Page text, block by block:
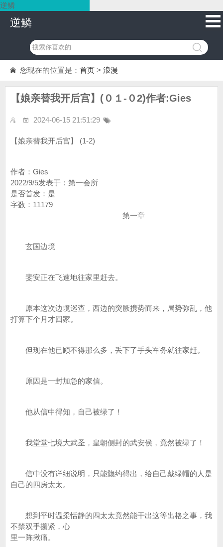
逆鳞
逆鳞
您现在的位置是： 首页 > 浪漫
【娘亲替我开后宫】(０１-０2)作者:Gies
2024-06-15 21:51:29
【娘亲替我开后宫】 (1-2)
作者：Gies
2022/9/5发表于：第一会所
是否首发：是
字数：11179
第一章
玄国边境
斐安正在飞速地往家里赶去。
原本这次边境巡查，西边的突厥携势而来，局势弥乱，他
打算下个月才回家。
但现在他已顾不得那么多，丢下了手头军务就往家赶。
原因是一封加急的家信。
他从信中得知，自己被绿了！
我堂堂七境大武圣，皇朝侧封的武安侯，竟然被绿了！
信中没有详细说明，只能隐约得出，给自己戴绿帽的人是
自己的四房太太。
想到平时温柔恬静的四太太竟然能干出这等出格之事，我
不禁双手攥紧，心
里一阵揪痛。